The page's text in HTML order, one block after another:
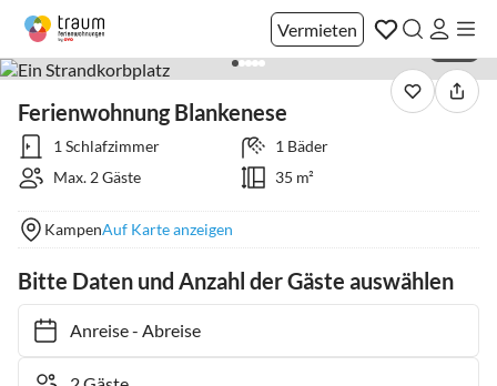
Vermieten
Ferienwohnung Blankenese
1 Schlafzimmer
1 Bäder
Max. 2 Gäste
35 m²
KampenAuf Karte anzeigen
Bitte Daten und Anzahl der Gäste auswählen
Anreise- Abreise